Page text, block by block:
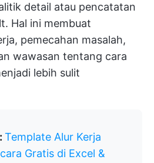
detail atau pencatatan
Hal ini membuat
pemecahan masalah,
wawasan tentang cara
lebih sulit
Template Alur Kerja
Gratis di Excel &